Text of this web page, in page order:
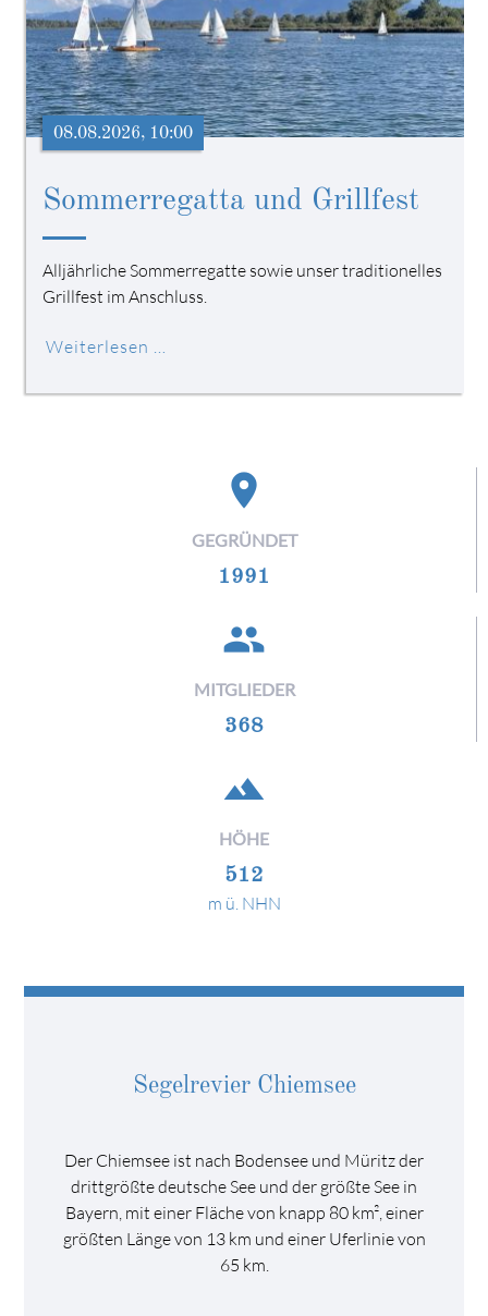
Sommerregatta und Grillfest
08.08.2026, 10:00
Alljährliche Sommerregatte sowie unser traditionelles
Grillfest im Anschluss.
Weiterlesen …
place
GEGRÜNDET
1991
people
MITGLIEDER
368
filter_hdr
HÖHE
512
m ü. NHN
Segelrevier Chiemsee
Der Chiemsee ist nach Bodensee und Müritz der
drittgrößte deutsche See und der größte See in
Bayern, mit einer Fläche von knapp 80 km², einer
größten Länge von 13 km und einer Uferlinie von
65 km.